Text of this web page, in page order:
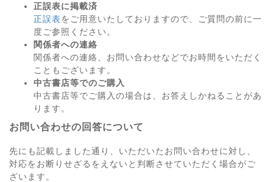
正誤表に掲載済
正誤表をご用意いたしておりますので、ご質問の前に一
度ご参照ください。
関係者への連絡
関係者への連絡、お問い合わせなどでお時間をいただく
こともございます。
中古書店等でのご購入
中古書店等でご購入の場合は、お答えしかねることがあ
ります。
お問い合わせの回答について
先にも記載しました通り、いただいたお問い合わせに対し、
対応をお断りせざるをえないと判断させていただく場合がご
ざいます。